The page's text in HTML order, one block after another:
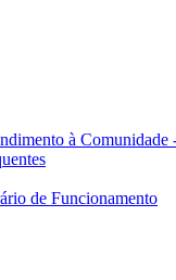
à Comunidade
de Funcionamento